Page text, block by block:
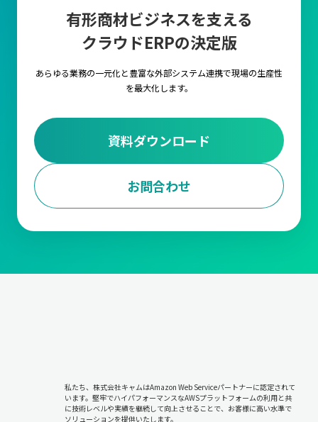
有形商材ビジネスを支える
クラウドERPの決定版
あらゆる業務の一元化と豊富な外部システム連携で現場の生産性
を最大化します。
資料ダウンロード
お問合わせ
私たち、株式会社キャムはAmazon Web Serviceパートナーに認定されて
います。堅牢でハイパフォーマンスなAWSプラットフォームの利用と共
に技術レベルや実績を継続して向上させることで、お客様に高い水準で
ソリューションを提供いたします。